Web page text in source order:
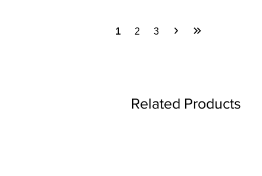
1 2 3
Related Products